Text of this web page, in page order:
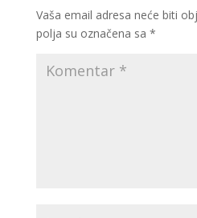
Vaša email adresa neće biti
polja su označena sa *